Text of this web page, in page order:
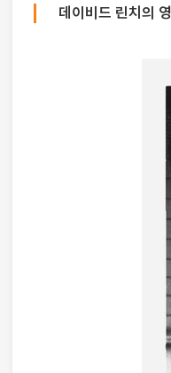
데이비드 린치의